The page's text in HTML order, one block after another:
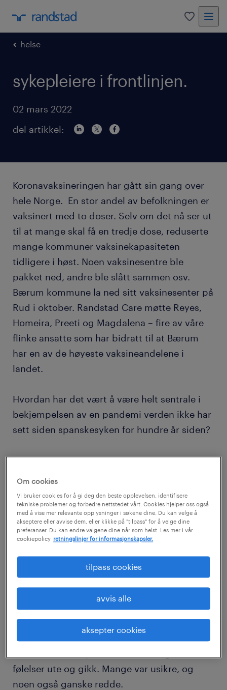
0
helse
sykepleiere i frontlinjen.
02 mars 2022
del artikkel:
Koronavaksineringen har gått sin gang over
hele Norge. En stor andel av befolkningen er
vaksinert med to doser. Selv om det nå ser ut
til at mange skal få en tredje dose, reduserte
mange kommuner vaksinekapasiteten
tidligere i høst. Noen vaksinesentre ble
pakket ned, andre ble slått sammen osv.
Bærum kommune la ned sitt vaksinesenter på
Rud i oktober. Randstad Care møtte Reyes,
Homeira, Preeti og Magdalena – fire av våre
flinke ansatte som har bidratt til at Bærum
har en av de høyeste vaksineandelene i
landet.
Hvordan har det vært å være helt sentrale i
bekjempelsen av en pandemi verden ikke har
sett siden spanskesyken for hundre år siden?
– Det har vært utrolig spennende og samtidig
veldig spesielt. Alle kom sammen for første
gang og det ble et veldig god miljø blant oss
som jobber her, forteller Preeti.
– I tillegg var det veldig givende fordi folk var
ventet og ventet på vaksinen. Da det endelig
å vinne i lotto, forteller hun.
mange følelser
følelser ute og gikk. Mange var usikre, og
noen også ganske redde.
Om cookies
Vi bruker cookies for å gi deg den beste opplevelsen, identifisere
tekniske problemer og forbedre nettstedet vårt. Cookies hjelper oss også
med å vise mer relevante opplysninger i søkene dine. Du kan velge å
akseptere eller avvise dem, eller klikke på "tilpass" for å velge dine
preferanser. Du kan endre valgene dine når som helst. Les mer i vår
cookiepolicy retningslinjer for informasjonskapsler.
tilpass cookies
avvis alle
aksepter cookies